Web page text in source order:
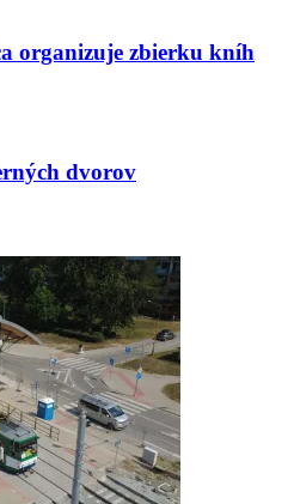
organizuje zbierku kníh
dvorov